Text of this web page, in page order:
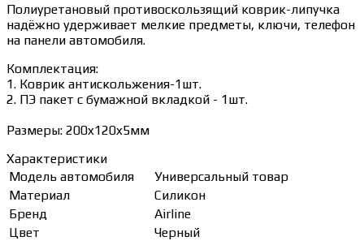
Полиуретановый противоскользящий коврик-липучка
надёжно удерживает мелкие предметы, ключи, телефон
на панели автомобиля.
Комплектация:
1. Коврик антискольжения-1шт.
2. ПЭ пакет с бумажной вкладкой - 1шт.
Размеры: 200x120x5мм
Характеристики
Модель автомобиля
Универсальный товар
Материал
Силикон
Бренд
Airline
Цвет
Черный